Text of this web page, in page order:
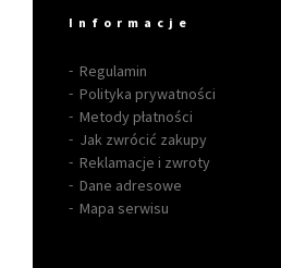
Informacje
Regulamin
Polityka prywatności
Metody płatności
Jak zwrócić zakupy
Reklamacje i zwroty
Dane adresowe
Mapa serwisu